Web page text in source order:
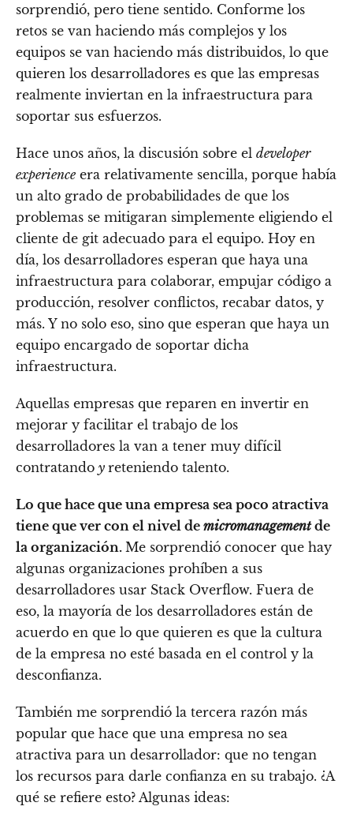
sorprendió, pero tiene sentido. Conforme los
retos se van haciendo más complejos y los
equipos se van haciendo más distribuidos, lo que
quieren los desarrolladores es que las empresas
realmente inviertan en la infraestructura para
soportar sus esfuerzos.
Hace unos años, la discusión sobre el developer
experience era relativamente sencilla, porque había
un alto grado de probabilidades de que los
problemas se mitigaran simplemente eligiendo el
cliente de git adecuado para el equipo. Hoy en
día, los desarrolladores esperan que haya una
infraestructura para colaborar, empujar código a
producción, resolver conflictos, recabar datos, y
más. Y no solo eso, sino que esperan que haya un
equipo encargado de soportar dicha
infraestructura.
Aquellas empresas que reparen en invertir en
mejorar y facilitar el trabajo de los
desarrolladores la van a tener muy difícil
contratando y reteniendo talento.
Lo que hace que una empresa sea poco atractiva
tiene que ver con el nivel de micromanagementde
la organización. Me sorprendió conocer que hay
algunas organizaciones prohíben a sus
desarrolladores usar Stack Overflow. Fuera de
eso, la mayoría de los desarrolladores están de
acuerdo en que lo que quieren es que la cultura
de la empresa no esté basada en el control y la
desconfianza.
También me sorprendió la tercera razón más
popular que hace que una empresa no sea
atractiva para un desarrollador: que no tengan
los recursos para darle confianza en su trabajo. ¿A
qué se refiere esto? Algunas ideas: